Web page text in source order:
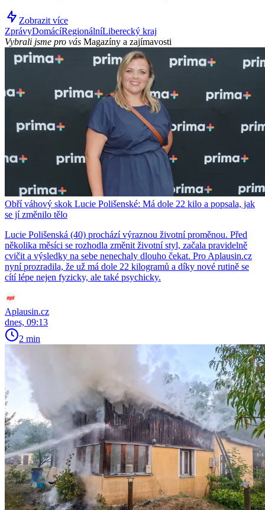
Zobrazit více
ZprávyDomácíRegionálníLiberecký kraj
Vybrali jsme pro vás Magazíny a zajímavosti
Obří váhový skok Lucie Polišenské: Má dole 22 kilo a popsala, jak
se jí změnilo tělo
Lucie Polišenská (40) prochází výraznou životní proměnou. Před
několika měsíci se rozhodla změnit životní styl, začala pravidelně
cvičit a výsledky na sebe nenechaly dlouho čekat. Pro Aplausin.cz
nyní prozradila, že už má dole 22 kilogramů a díky nové rutině se
cítí lépe nejen fyzicky, ale také psychicky.
Aplausin.cz
dnes, 09:13
2 min